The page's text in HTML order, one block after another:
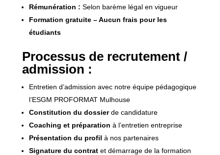
Rémunération : Selon barème légal en vigueur
Formation gratuite – Aucun frais pour les
étudiants
Processus de recrutement /
admission :
Entretien d’admission avec notre équipe pédagogique
l’ESGM PROFORMAT Mulhouse
Constitution du dossierde candidature
Coaching et préparation à l’entretien entreprise
Présentation du profil à nos partenaires
Signature du contratet démarrage de la formation